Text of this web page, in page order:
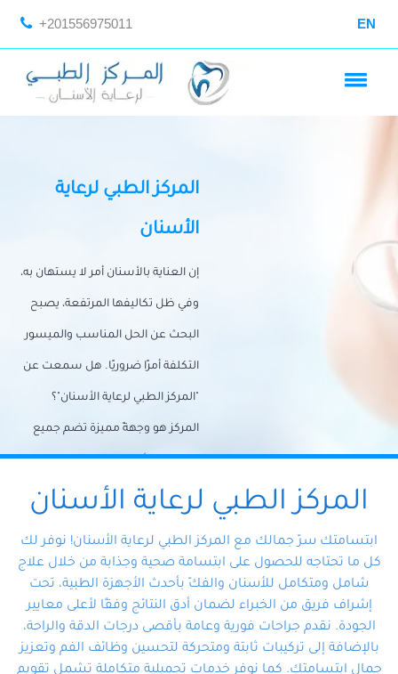
+201556975011 EN
المركز الطبي لرعاية
الأسنان
إن العناية بالأسنان أمر لا يستهان به،
وفي ظل تكاليفها المرتفعة، يصبح
البحث عن الحل المناسب والميسور
التكلفة أمرًا ضروريًا. هل سمعت عن
"المركز الطبي لرعاية الأسنان"؟
المركز هو وجهةً مميزة تضم جميع
احتياجات الأسنان تحت سقف واحد،
وتضمن لك حلاً شاملًا لجميع
المتخصص ذوي الخبرة، ستجد نفسك
في أيد أمينة تلبي احتياجاتك بكل
احترافية ودقة.
المركز الطبي لرعاية الأسنان
ابتسامتك سرّ جمالك مع المركز الطبي لرعاية الأسنان! نوفر لك
كل ما تحتاجه للحصول على ابتسامة صحية وجذابة من خلال علاج
شامل ومتكامل للأسنان والفكّ بأحدث الأجهزة الطبية، تحت
إشراف فريق من الخبراء لضمان أدق النتائج وفقًا لأعلى معايير
الجودة. نقدم جراحات فورية وعامة بأقصى درجات الدقة والراحة،
بالإضافة إلى تركيبات ثابتة ومتحركة لتحسين وظائف الفم وتعزيز
جمال ابتسامتك. كما نوفر خدمات تجميلية متكاملة تشمل تقويم